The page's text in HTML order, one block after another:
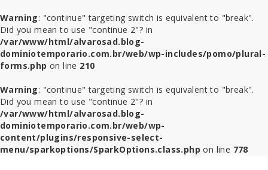
Warning: "continue" targeting switch is equivalent to "break".
Did you mean to use "continue 2"? in
/var/www/html/alvarosad.blog-
dominiotemporario.com.br/web/wp-includes/pomo/plural-
forms.php on line 210
Warning: "continue" targeting switch is equivalent to "break".
Did you mean to use "continue 2"? in
/var/www/html/alvarosad.blog-
dominiotemporario.com.br/web/wp-
content/plugins/responsive-select-
menu/sparkoptions/SparkOptions.class.php on line 778